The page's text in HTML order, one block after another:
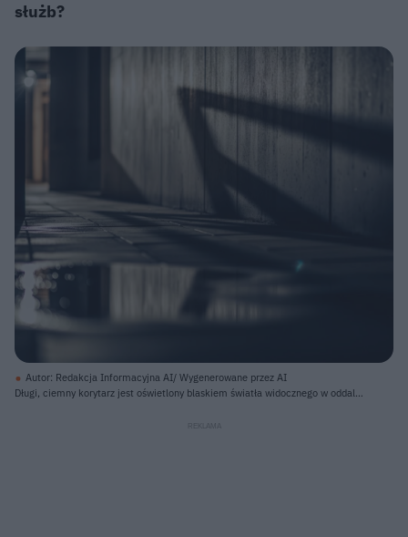
służb?
Autor: Redakcja Informacyjna AI/ Wygenerowane przez AI
Długi, ciemny korytarz jest oświetlony blaskiem światła widocznego w oddali,
ścianie, wykonanej z pionowych drewnianych paneli, widać długi, ostry cień w